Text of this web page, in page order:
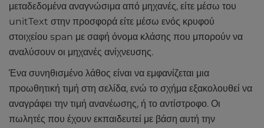
μεταδεδομένα αναγνώσιμα από μηχανές, είτε μέσω του
unitText στην προσφορά είτε μέσω ενός κρυφού
στοιχείου span με σαφή όνομα κλάσης που μπορούν να
αναλύσουν οι μηχανές ανίχνευσης.
Ένα συνηθισμένο λάθος είναι να εμφανίζεται μια
προωθητική τιμή στη σελίδα, ενώ το σχήμα εξακολουθεί να
αναγράφει την τιμή ανανέωσης, ή το αντίστροφο. Οι
πωλητές που έχουν εκπαιδευτεί με βάση αυτή την